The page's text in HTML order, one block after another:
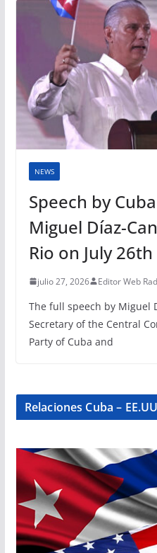
NEWS
Speech by
Miguel Díaz-
Rio on July 26th
julio 27, 2026 Editor Web
The full speech by Miguel
Secretary of the Central
Party of Cuba and
Relaciones Cuba – EE.UU